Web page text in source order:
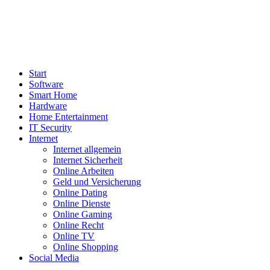
Start
Software
Smart Home
Hardware
Home Entertainment
IT Security
Internet
Internet allgemein
Internet Sicherheit
Online Arbeiten
Geld und Versicherung
Online Dating
Online Dienste
Online Gaming
Online Recht
Online TV
Online Shopping
Social Media